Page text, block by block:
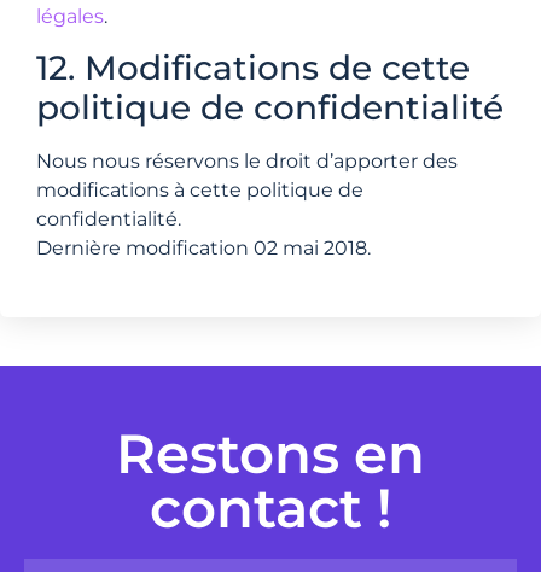
légales.
12. Modifications de cette
politique de confidentialité
Nous nous réservons le droit d’apporter des
modifications à cette politique de
confidentialité.
Dernière modification 02 mai 2018.
Restons en
contact !